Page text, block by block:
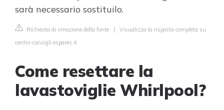
sarà necessario sostituilo.
Richiesta di rimozione della fonte | Visualizza la risposta completa su
centro-consigli.espares.it
Come resettare la
lavastoviglie Whirlpool?